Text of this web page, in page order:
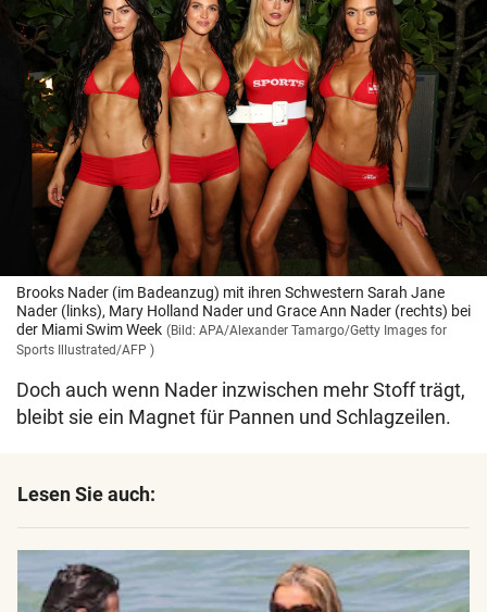
Brooks Nader (im Badeanzug) mit ihren Schwestern Sarah Jane
Nader (links), Mary Holland Nader und Grace Ann Nader (rechts) bei
der Miami Swim Week (Bild: APA/Alexander Tamargo/Getty Images for
Sports Illustrated/AFP )
Doch auch wenn Nader inzwischen mehr Stoff trägt,
bleibt sie ein Magnet für Pannen und Schlagzeilen.
Lesen Sie auch: